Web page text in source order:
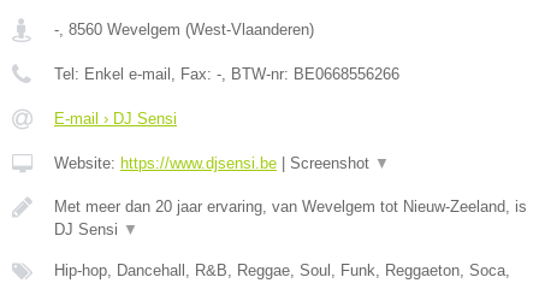
-, 8560 Wevelgem (West-Vlaanderen)
Tel: Enkel e-mail , Fax: -, BTW-nr: BE0668556266
E-mail › DJ Sensi
Website: https://www.djsensi.be Screenshot ▼
Met meer dan 20 jaar ervaring, van Wevelgem tot Nieuw-Zeeland, is
DJ Sensi ▼
Hip-hop, Dancehall, R&B, Reggae, Soul, Funk, Reggaeton, Soca,